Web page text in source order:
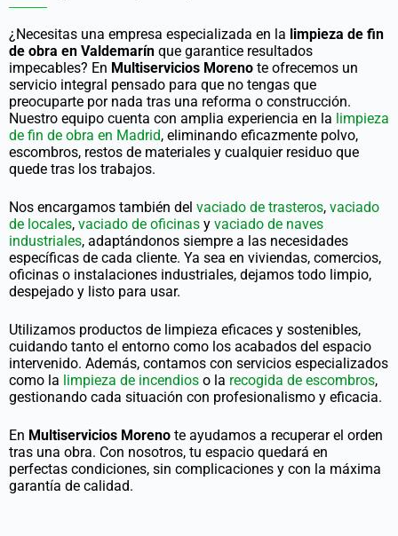
¿Necesitas una empresa especializada en la limpieza de fin
de obra en Valdemarín que garantice resultados
impecables? En Multiservicios Moreno te ofrecemos un
servicio integral pensado para que no tengas que
preocuparte por nada tras una reforma o construcción.
Nuestro equipo cuenta con amplia experiencia en la limpieza
de fin de obra en Madrid, eliminando eficazmente polvo,
escombros, restos de materiales y cualquier residuo que
quede tras los trabajos.
Nos encargamos también del vaciado de trasteros, vaciado
de locales, vaciado de oficinas y vaciado de naves
industriales, adaptándonos siempre a las necesidades
específicas de cada cliente. Ya sea en viviendas, comercios,
oficinas o instalaciones industriales, dejamos todo limpio,
despejado y listo para usar.
Utilizamos productos de limpieza eficaces y sostenibles,
cuidando tanto el entorno como los acabados del espacio
intervenido. Además, contamos con servicios especializados
como la limpieza de incendios o la recogida de escombros,
gestionando cada situación con profesionalismo y eficacia.
En Multiservicios Moreno te ayudamos a recuperar el orden
tras una obra. Con nosotros, tu espacio quedará en
perfectas condiciones, sin complicaciones y con la máxima
garantía de calidad.